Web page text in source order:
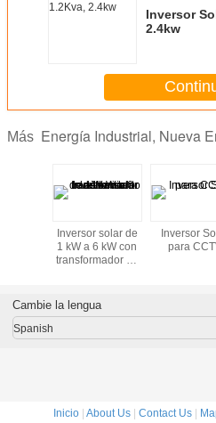
Inversor
2.4kw
Más Energía Industrial, Nueva
Inversor solar de
1 kW a 6 kW con
transformador de
Inversor
para
Cambie la lengua
Spanish
Inicio | About Us | Contact Us |